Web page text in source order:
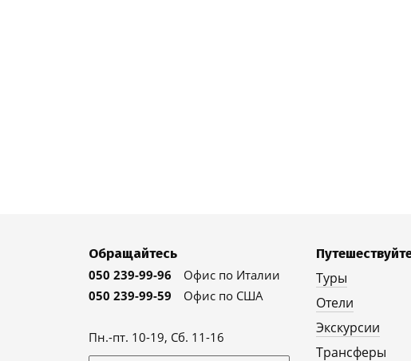
Обращайтесь
050 239-99-96
Офис по Италии
050 239-99-59
Офис по США
Пн.-пт. 10-19, Сб. 11-16
Туры
Отели
Экскурсии
Трансферы